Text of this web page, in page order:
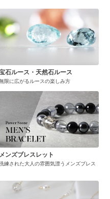
石ルース・天然石ルース
限に広がるルースの楽しみ方
メンズブレスレット
練された大人の雰囲気漂うメンズブレス